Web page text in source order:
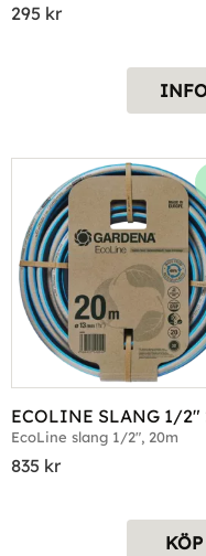
295 kr
ECOLINE SLANG 1/2"
EcoLine slang 1/2", 20m
835 kr
KÖP